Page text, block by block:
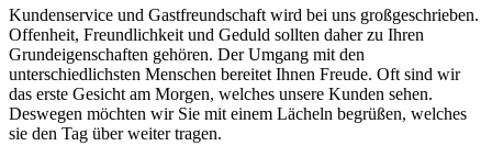
Kundenservice und Gastfreundschaft wird bei uns großgeschrieben.
Offenheit, Freundlichkeit und Geduld sollten daher zu Ihren
Grundeigenschaften gehören. Der Umgang mit den
unterschiedlichsten Menschen bereitet Ihnen Freude. Oft sind wir
das erste Gesicht am Morgen, welches unsere Kunden sehen.
Deswegen möchten wir Sie mit einem Lächeln begrüßen, welches
sie den Tag über weiter tragen.